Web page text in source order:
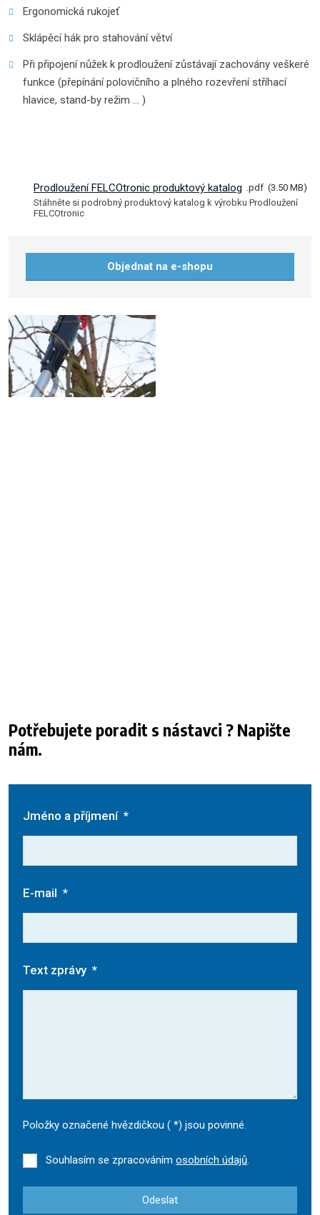
Ergonomická rukojeť
Sklápěcí hák pro stahování větví
Při připojení nůžek k prodloužení zůstávají zachovány veškeré
funkce (přepínání polovičního a plného rozevření stříhací
hlavice, stand-by režim … )
Prodloužení FELCOtronic produktový katalog pdf
3.50 MB
Stáhněte si podrobný produktový katalog k výrobku Prodloužení
FELCOtronic
Objednat na e-shopu
Potřebujete poradit s nástavci ? Napište
nám.
Jméno a příjmení *
E-mail *
Text zprávy *
Položky označené hvězdičkou ( *) jsou povinné.
Souhlasím se zpracováním osobních údajů.
Odeslat